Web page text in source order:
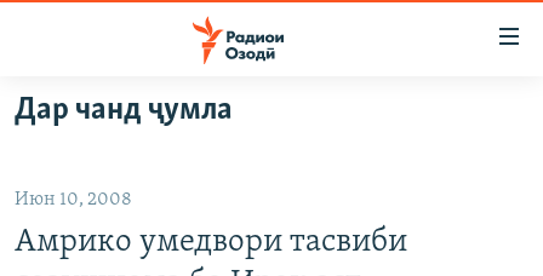
Ҷаҳиш
ба
аслӣ
ба
ГӮШАҲО
ҶОМЕА
САЛОМ, ХОҲАР
Дар чанд ҷумла
Июн 10, 2008
Амрико умедвори тасвиби